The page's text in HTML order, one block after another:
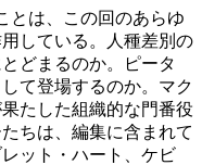
とは、この回のあらゆ
している。人種差別の
どまるのか。ピータ
て登場するのか。マク
たした組織的な門番役
ちは、編集に含まれて
ット・ハート、ケビ